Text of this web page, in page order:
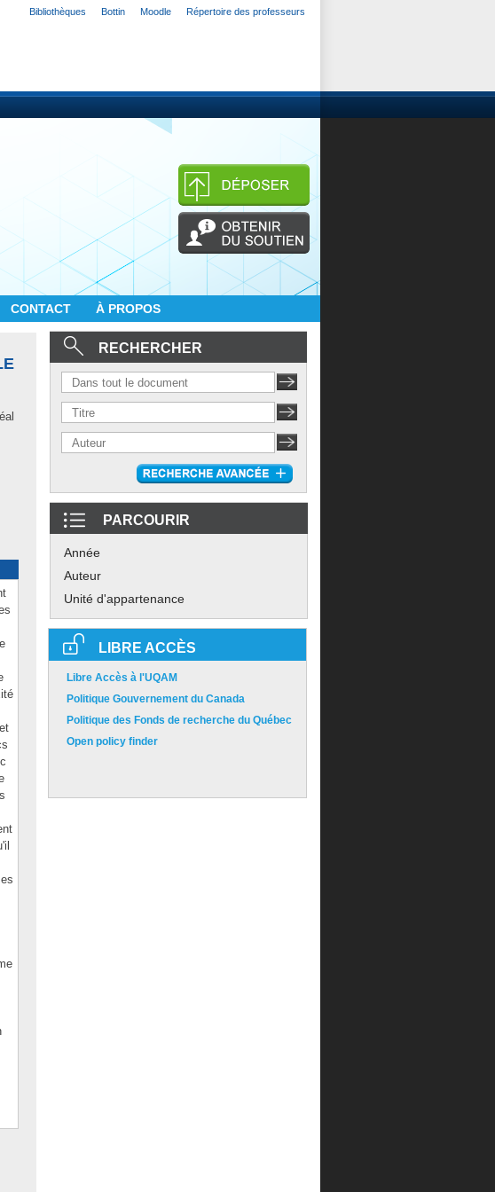
Bibliothèques Bottin Moodle Répertoire des professeurs
CONTACT À PROPOS
RECHERCHER
PARCOURIR
Année
Auteur
Unité d'appartenance
LIBRE ACCÈS
Libre Accès à l'UQAM
Politique Gouvernement du Canada
Politique des Fonds de recherche du Québec
Open policy finder